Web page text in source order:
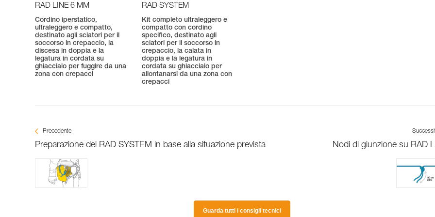
RAD LINE 6 MM
Cordino iperstatico,
ultraleggero e compatto,
destinato agli sciatori per il
soccorso in crepaccio, la
discesa in doppia e la
legatura in cordata su
ghiacciaio per fuggire da una
zona con crepacci
RAD SYSTEM
Kit completo ultraleggero e
compatto con cordino
specifico, destinato agli
sciatori per il soccorso in
crepaccio, la calata in
doppia e la legatura in
cordata su ghiacciaio per
allontanarsi da una zona con
crepacci
Precedente
Preparazione del RAD SYSTEM in base alla situazione prevista Nodi di giunzione su RAD
Guarda tutti i consigli tecnici